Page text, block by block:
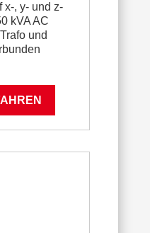
x-, y- und z-
kVA AC
und